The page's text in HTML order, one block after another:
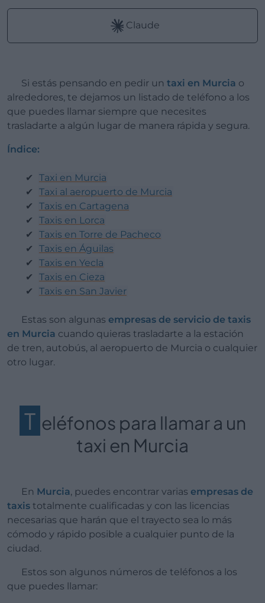
Claude
Si estás pensando en pedir un taxi en Murcia o
alrededores, te dejamos un listado de teléfono a los
que puedes llamar siempre que necesites
trasladarte a algún lugar de manera rápida y segura.
Índice:
Taxi en Murcia
Taxi al aeropuerto de Murcia
Taxis en Cartagena
Taxis en Lorca
Taxis en Torre de Pacheco
Taxis en Águilas
Taxis en Yecla
Taxis en Cieza
Taxis en San Javier
Estas son algunas empresas de servicio de taxis
en Murcia cuando quieras trasladarte a la estación
de tren, autobús, al aeropuerto de Murcia o cualquier
otro lugar.
T eléfonos para llamar a un
taxi en Murcia
En Murcia, puedes encontrar varias empresas de
taxis totalmente cualificadas y con las licencias
necesarias que harán que el trayecto sea lo más
cómodo y rápido posible a cualquier punto de la
ciudad.
Estos son algunos números de teléfonos a los
que puedes llamar: